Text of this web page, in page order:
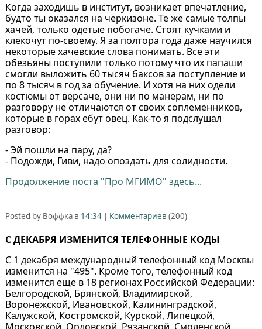
Когда заходишь в институт, возникает впечатление,
будто ты оказался на черкизоне. Те же самые толпы
хачей, только одетые побогаче. Стоят кучками и
клекочут по-своему. Я за полтора года даже научился
некоторые хачевские слова понимать. Все эти
обезьяны поступили только потому что их папаши
смогли выложить 60 тысяч баксов за поступление и
по 8 тысяч в год за обучение. И хотя на них одели
костюмы от версаче, они ни по манерам, ни по
разговору не отличаются от своих соплеменников,
которые в горах ебут овец. Как-то я подслушал
разговор:
- Эй пошли на пару, да?
- Подожди, Гиви, надо опоздать для солидности.
Продолжение поста "Про МГИМО" здесь...
Posted by Воффка в 14:34| Комментариев (200)
С ДЕКАБРЯ ИЗМЕНИТСЯ ТЕЛЕФОННЫЕ КОДЫ
С 1 декабря международный телефонный код Москвы
изменится на "495". Кроме того, телефонный код
изменится еще в 18 регионах Российской Федерации:
Белгородской, Брянской, Владимирской,
Воронежской, Ивановской, Калининградской,
Калужской, Костромской, Курской, Липецкой,